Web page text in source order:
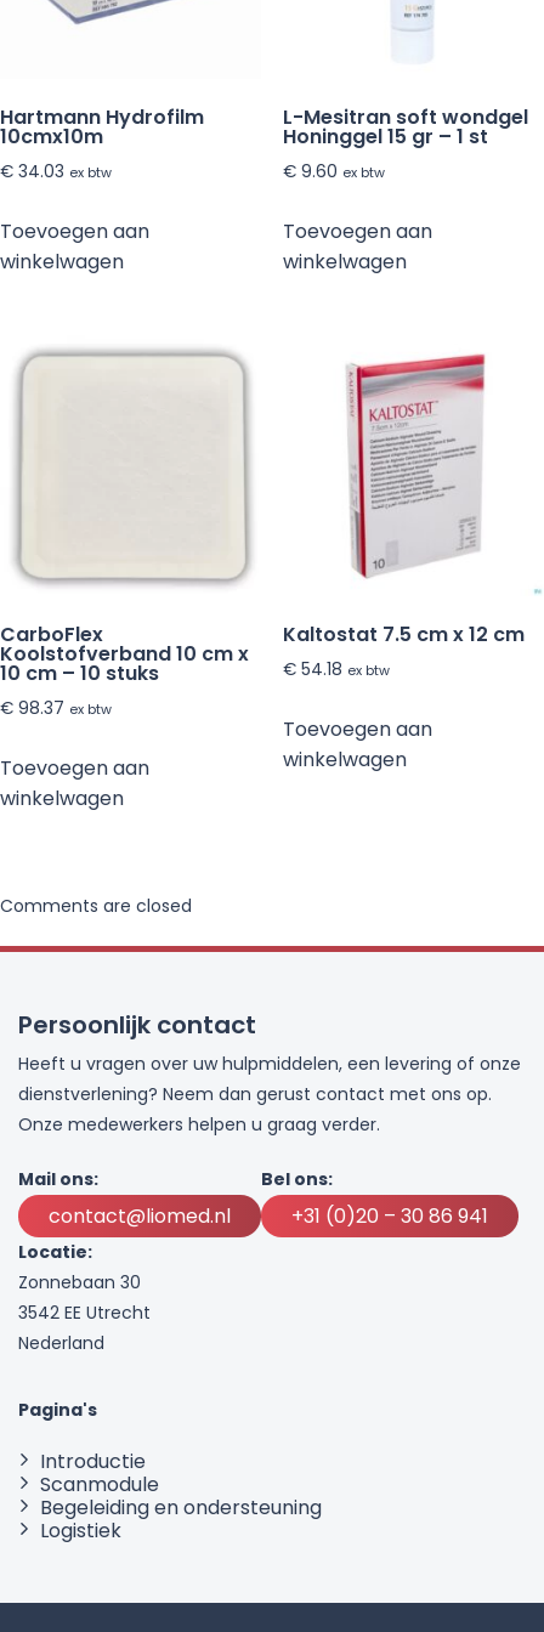
Hartmann Hydrofilm
10cmx10m
€ 34.03 ex btw
Toevoegen aan
winkelwagen
L-Mesitran soft wondgel
Honinggel 15 gr – 1 st
€9.60 ex btw
Toevoegen aan
winkelwagen
CarboFlex
Koolstofverband 10 cm x
10 cm – 10 stuks
€ 98.37 ex btw
Toevoegen aan
winkelwagen
Kaltostat 7.5 cm x 12 cm
€54.18 ex btw
Toevoegen aan
winkelwagen
Comments are closed
Persoonlijk contact
Heeft u vragen over uw hulpmiddelen, een levering of onze
dienstverlening? Neem dan gerust contact met ons op.
Onze medewerkers helpen u graag verder.
Mail ons:
contact@liomed.nl
Bel ons:
+31 (0)20 – 30 86 941
Locatie:
Zonnebaan 30
3542 EE Utrecht
Nederland
Pagina's
Introductie
Scanmodule
Begeleiding en ondersteuning
Logistiek